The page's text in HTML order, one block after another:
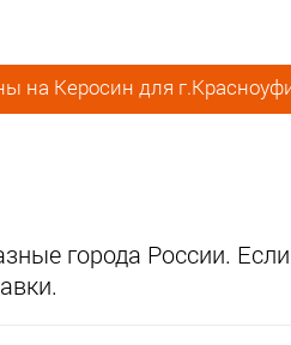
на Керосин для
города России.